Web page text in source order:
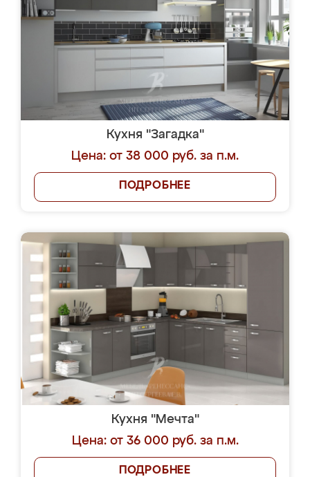
Кухня "Загадка"
Цена: от 38 000 руб. за п.м.
ПОДРОБНЕЕ
Кухня "Мечта"
Цена: от 36 000 руб. за п.м.
ПОДРОБНЕЕ